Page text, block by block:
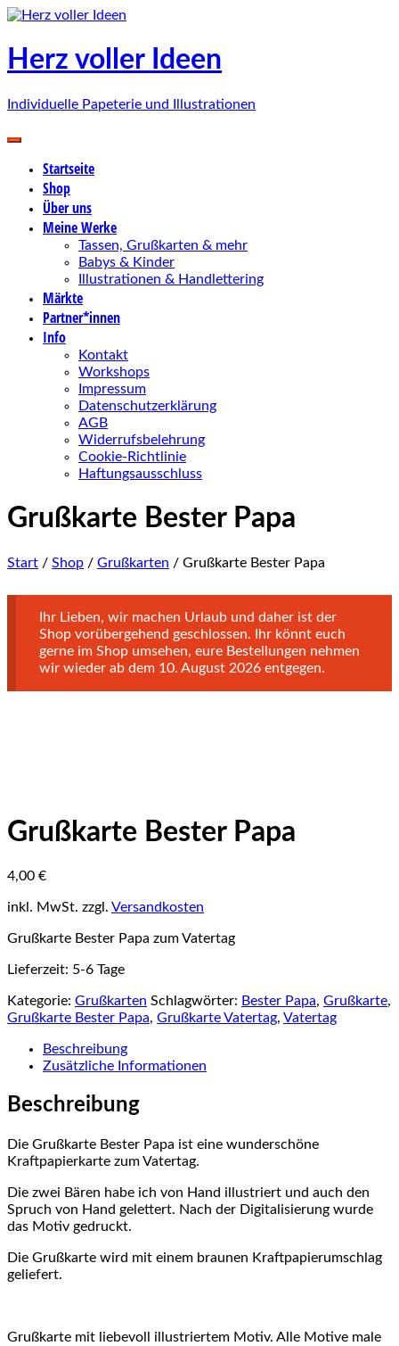
Zum
springen
Herz voller Ideen
Individuelle Papeterie und Illustrationen
Startseite
Shop
Über uns
Meine Werke
Tassen, Grußkarten & mehr
Babys & Kinder
Illustrationen & Handlettering
Märkte
Partner*innen
Info
Kontakt
Workshops
Impressum
Datenschutzerklärung
AGB
Widerrufsbelehrung
Cookie-Richtlinie
Haftungsausschluss
Grußkarte Bester Papa
Start / Shop / Grußkarten / Grußkarte Bester Papa
Ihr Lieben, wir machen Urlaub und daher ist der
Shop vorübergehend geschlossen. Ihr könnt euch
gerne im Shop umsehen, eure Bestellungen nehmen
wir wieder ab dem 10. August 2026 entgegen.
Grußkarte Bester Papa
4,00 €
inkl. MwSt. zzgl. Versandkosten
Grußkarte Bester Papa zum Vatertag
Lieferzeit: 5-6 Tage
Kategorie: Grußkarten Schlagwörter: Bester Papa, Grußkarte,
Grußkarte Bester Papa, Grußkarte Vatertag, Vatertag
Beschreibung
Zusätzliche Informationen
Beschreibung
Die Grußkarte Bester Papa ist eine wunderschöne
Kraftpapierkarte zum Vatertag.
Die zwei Bären habe ich von Hand illustriert und auch den
Spruch von Hand gelettert. Nach der Digitalisierung wurde
das Motiv gedruckt.
Die Grußkarte wird mit einem braunen Kraftpapierumschlag
geliefert.
Grußkarte mit liebevoll illustriertem Motiv. Alle Motive male